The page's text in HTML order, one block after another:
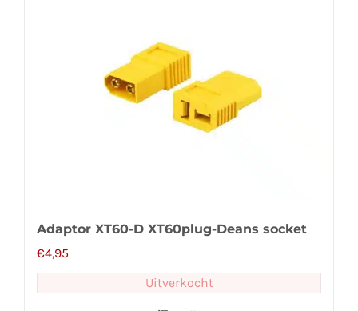
Adaptor XT60-D XT60plug-Deans socket
€4,95
Uitverkocht